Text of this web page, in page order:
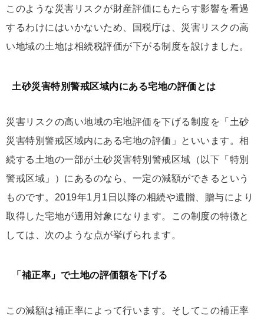
このような災害リスクが財産評価にもたらす影響を看過
するわけにはいかないため、国税庁は、災害リスクの高
い地域の土地は相続税評価が下がる制度を設けました。
土砂災害特別警戒区域内にある宅地の評価とは
災害リスクの高い地域の宅地評価を下げる制度を「土砂
災害特別警戒区域内にある宅地の評価」といいます。相
続する土地の一部が土砂災害特別警戒区域（以下「特別
警戒区域」）にあるのなら、一定の減額ができるという
ものです。2019年1月1日以降の相続や遺贈、贈与により
取得した宅地が適用対象になります。この制度の特徴と
しては、次のような点が挙げられます。
「補正率」で土地の評価額を下げる
この減額は補正率によって行います。そしてこの補正率